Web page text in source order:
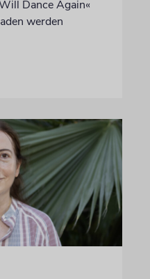
Dance Again«
werden